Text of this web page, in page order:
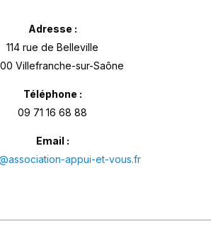
Adresse :
114 rue de Belleville
Villefranche-sur-Saône
Téléphone :
09 71 16 68 88
Email :
appui-et-vous.fr